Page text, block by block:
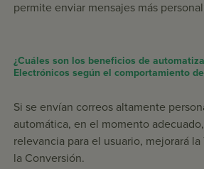
permite enviar mensajes más
¿Cuáles son los beneficios de
Electrónicos según el comportamiento
Si se envían correos altamente
automática, en el momento
relevancia para el usuario, mejorará la
la Conversión.